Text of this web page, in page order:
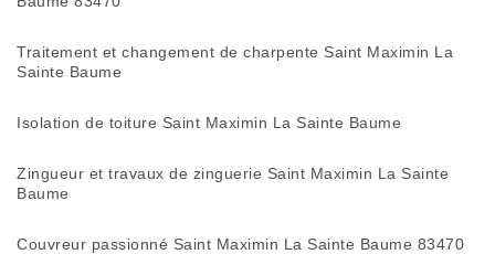
Traitement et changement de charpente Saint Maximin La
Sainte Baume
Isolation de toiture Saint Maximin La Sainte Baume
Zingueur et travaux de zinguerie Saint Maximin La Sainte
Baume
Couvreur passionné Saint Maximin La Sainte Baume 83470